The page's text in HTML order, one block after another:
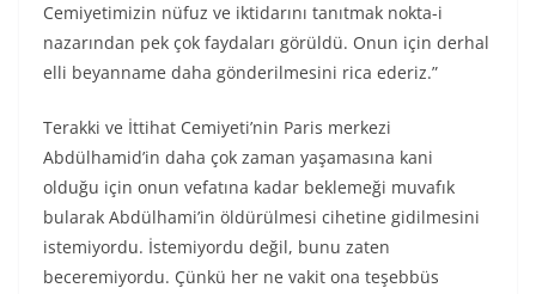
Cemiyetimizin nüfuz ve iktidarını tanıtmak nokta-i
nazarından pek çok faydaları görüldü. Onun için derhal
elli beyanname daha gönderilmesini rica ederiz.”
Terakki ve İttihat Cemiyeti’nin Paris merkezi
Abdülhamid’in daha çok zaman yaşamasına kani
olduğu için onun vefatına kadar beklemeği muvafık
bularak Abdülhami’in öldürülmesi cihetine gidilmesini
istemiyordu. İstemiyordu değil, bunu zaten
beceremiyordu. Çünkü her ne vakit ona teşebbüs